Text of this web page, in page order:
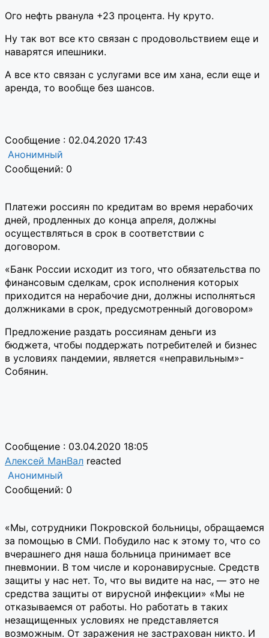
Ого нефть рванула +23 процента. Ну круто.
Ну так вот все кто связан с продовольствием еще и
наварятся ипешники.
А все кто связан с услугами все им хана, если еще и
аренда, то вообще без шансов.
Сообщение : 02.04.2020 17:43
Анонимный
Сообщений: 0
Платежи россиян по кредитам во время нерабочих
дней, продленных до конца апреля, должны
осуществляться в срок в соответствии с
договором.
«Банк России исходит из того, что обязательства по
финансовым сделкам, срок исполнения которых
приходится на нерабочие дни, должны исполняться
должниками в срок, предусмотренный договором»
Предложение раздать россиянам деньги из
бюджета, чтобы поддержать потребителей и бизнес
в условиях пандемии, является «неправильным»-
Собянин.
Сообщение : 03.04.2020 18:05
Алексей МанВал reacted
Анонимный
Сообщений: 0
«Мы, сотрудники Покровской больницы, обращаемся
за помощью в СМИ. Побудило нас к этому то, что со
вчерашнего дня наша больница принимает все
пневмонии. В том числе и коронавирусные. Средств
защиты у нас нет. То, что вы видите на нас, — это не
средства защиты от вирусной инфекции» «Мы не
отказываемся от работы. Но работать в таких
незащищенных условиях не представляется
возможным. От заражения не застрахован никто. И